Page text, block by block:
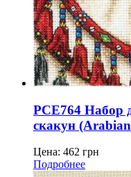
PCE764 Набор
скакун
Цена: 462 грн
Подробнее